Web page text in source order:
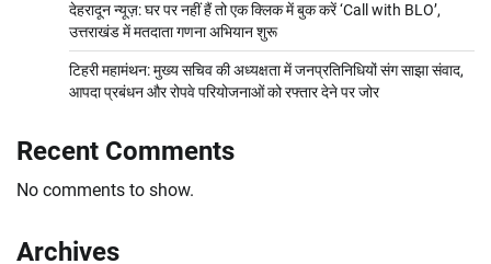
देहरादून न्यूज़: घर पर नहीं हैं तो एक क्लिक में बुक करें ‘Call with BLO’,
उत्तराखंड में मतदाता गणना अभियान शुरू
टिहरी महामंथन: मुख्य सचिव की अध्यक्षता में जनप्रतिनिधियों संग साझा संवाद,
आपदा प्रबंधन और रोपवे परियोजनाओं को रफ्तार देने पर जोर
Recent Comments
No comments to show.
Archives